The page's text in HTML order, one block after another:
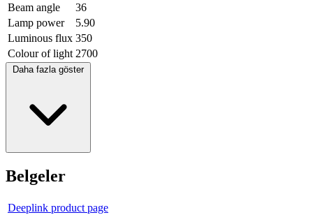
Beam angle
36
Lamp power
5.90
Luminous flux 350
Colour of light 2700
Daha fazla göster
Belgeler
Deeplink product page